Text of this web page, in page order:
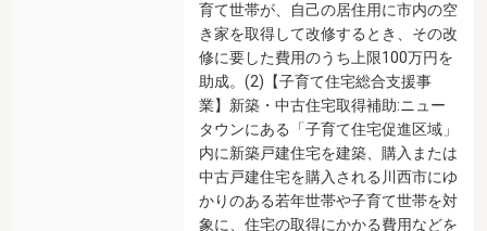
育て世帯が、自己の居住用に市内の空
き家を取得して改修するとき、その改
修に要した費用のうち上限100万円を
助成。(2)【子育て住宅総合支援事
業】新築・中古住宅取得補助:ニュー
タウンにある「子育て住宅促進区域」
内に新築戸建住宅を建築、購入または
中古戸建住宅を購入される川西市にゆ
かりのある若年世帯や子育て世帯を対
象に、住宅の取得にかかる費用などを